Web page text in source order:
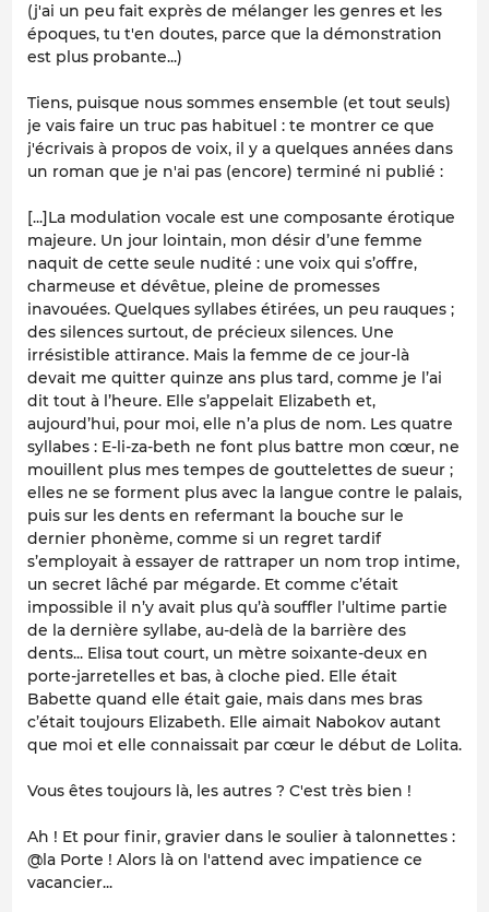
(j'ai un peu fait exprès de mélanger les genres et les
époques, tu t'en doutes, parce que la démonstration
est plus probante...)
Tiens, puisque nous sommes ensemble (et tout seuls)
je vais faire un truc pas habituel : te montrer ce que
j'écrivais à propos de voix, il y a quelques années dans
un roman que je n'ai pas (encore) terminé ni publié :
[...]La modulation vocale est une composante érotique
majeure. Un jour lointain, mon désir d’une femme
naquit de cette seule nudité : une voix qui s’offre,
charmeuse et dévêtue, pleine de promesses
inavouées. Quelques syllabes étirées, un peu rauques ;
des silences surtout, de précieux silences. Une
irrésistible attirance. Mais la femme de ce jour-là
devait me quitter quinze ans plus tard, comme je l’ai
dit tout à l’heure. Elle s’appelait Elizabeth et,
aujourd’hui, pour moi, elle n’a plus de nom. Les quatre
syllabes : E-li-za-beth ne font plus battre mon cœur, ne
mouillent plus mes tempes de gouttelettes de sueur ;
elles ne se forment plus avec la langue contre le palais,
puis sur les dents en refermant la bouche sur le
dernier phonème, comme si un regret tardif
s’employait à essayer de rattraper un nom trop intime,
un secret lâché par mégarde. Et comme c’était
impossible il n’y avait plus qu’à souffler l’ultime partie
de la dernière syllabe, au-delà de la barrière des
dents... Elisa tout court, un mètre soixante-deux en
porte-jarretelles et bas, à cloche pied. Elle était
Babette quand elle était gaie, mais dans mes bras
c’était toujours Elizabeth. Elle aimait Nabokov autant
que moi et elle connaissait par cœur le début de Lolita.
Vous êtes toujours là, les autres ? C'est très bien !
Ah ! Et pour finir, gravier dans le soulier à talonnettes :
@la Porte ! Alors là on l'attend avec impatience ce
vacancier...